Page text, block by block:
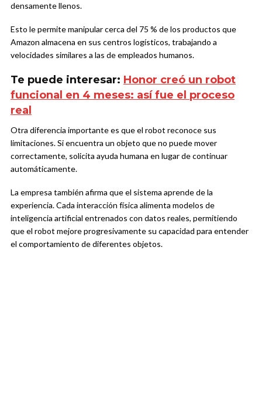
densamente llenos.
Esto le permite manipular cerca del 75 % de los productos que
Amazon almacena en sus centros logísticos, trabajando a
velocidades similares a las de empleados humanos.
Te puede interesar: Honor creó un robot
funcional en 4 meses: así fue el proceso
real
Otra diferencia importante es que el robot reconoce sus
limitaciones. Si encuentra un objeto que no puede mover
correctamente, solicita ayuda humana en lugar de continuar
automáticamente.
La empresa también afirma que el sistema aprende de la
experiencia. Cada interacción física alimenta modelos de
inteligencia artificial entrenados con datos reales, permitiendo
que el robot mejore progresivamente su capacidad para entender
el comportamiento de diferentes objetos.